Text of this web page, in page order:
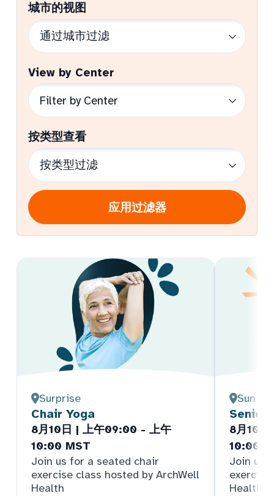
城市的视图
View by Center
按类型查看
应用过滤器
Surprise
Chair Yoga
8月10日 | 上午09:00 - 上午
10:00 MST
Join us for a seated chair
exercise class hosted by ArchWell
Health
Sun
Senior
8月10
10:00
Join us
Health